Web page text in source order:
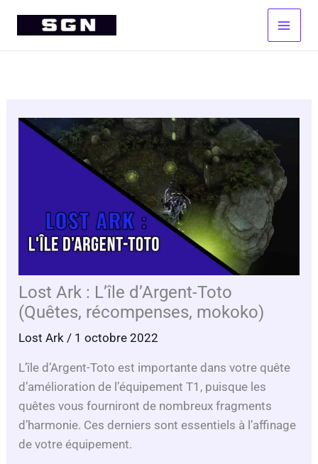
Lost Ark : L’île d’Argent-Toto
(Quêtes, récompenses, mokoko)
Lost Ark / 1 octobre 2022
L’île d’Argent-Toto est importante dans votre quête
d’amélioration de l’équipement T1, puisque les
quêtes vous fourniront de nombreux fragments
d’harmonie. Ces derniers sont essentiels à l’affinage
de votre équipement.